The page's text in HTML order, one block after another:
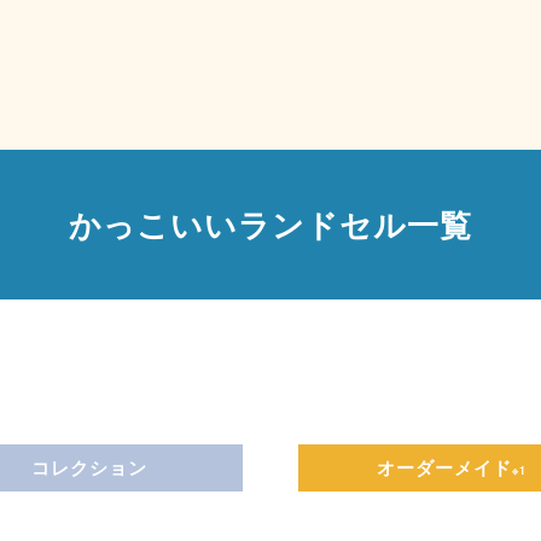
かっこいいランドセル一覧
コレクション オーダーメイド※1